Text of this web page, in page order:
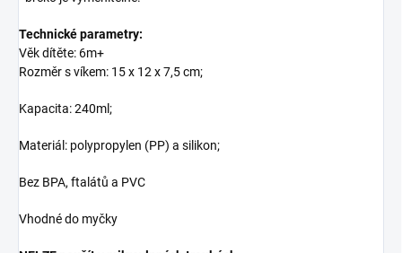
Technické parametry:
Věk dítěte: 6m+
Rozměr s víkem: 15 x 12 x 7,5 cm;
Kapacita: 240ml;
Materiál: polypropylen (PP) a silikon;
Bez BPA, ftalátů a PVC
Vhodné do myčky